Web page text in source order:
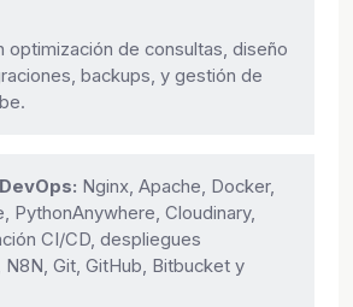
optimización de consultas, diseño
backups, y gestión de
Nginx, Apache, Docker,
PythonAnywhere, Cloudinary,
CI/CD, despliegues
Git, GitHub, Bitbucket y